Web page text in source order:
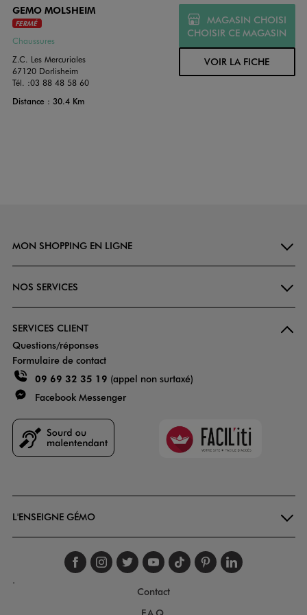
GEMO MOLSHEIM
FERMÉ
Chaussures
Z.C. Les Mercuriales
67120 Dorlisheim
Tél. :03 88 48 58 60
Distance : 30.4 Km
MAGASIN CHOISI
CHOISIR CE MAGASIN
VOIR LA FICHE
MON SHOPPING EN LIGNE
NOS SERVICES
SERVICES CLIENT
Questions/réponses
Formulaire de contact
09 69 32 35 19 (appel non surtaxé)
Facebook Messenger
Faciliti
L'ENSEIGNE GÉMO
Suivez-nous sur
Suivez-nous sur
Suivez-nous sur
Suivez-nous
Suivez-nous
Suivez-
.
Contact